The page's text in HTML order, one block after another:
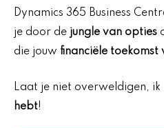
Dynamics 365 Business
je door de jungle van opties
die jouw financiële toekomst
Laat je niet overweldigen, ik
hebt!